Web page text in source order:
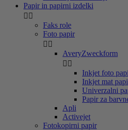
Papir in papirni izdelki
 
Faks role
Foto papir
 
AveryZweckform
 
Inkjet foto
Inkjet mat
Univerzalni
Papir za
Apli
Activejet
Fotokopirni papir